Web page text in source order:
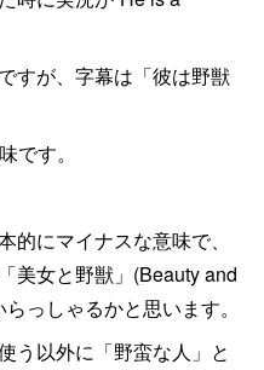
すが、字幕は「彼は野獣
です。
的にマイナスな意味で、
美女と野獣」(Beauty and
っしゃるかと思います。
う以外に「野蛮な人」と